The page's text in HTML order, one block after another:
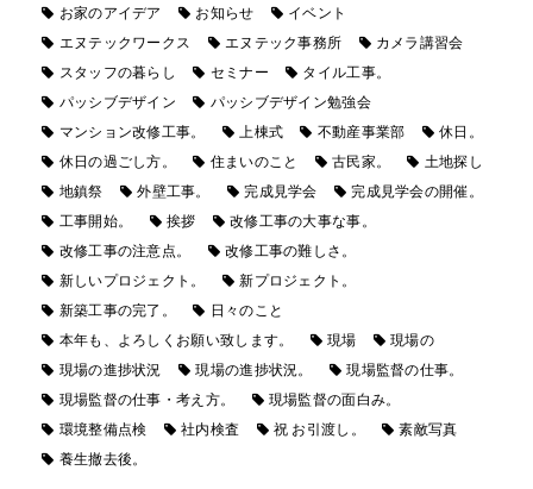
お家のアイデア お知らせ
イベント
エヌテックワークス
エヌテック事務所
カメラ講習会
スタッフの暮らし
セミナー
タイル工事。
パッシブデザイン
パッシブデザイン勉強会
マンション改修工事。
上棟式 不動産事業部
休日。
休日の過ごし方。
住まいのこと 古民家。
土地探し
地鎮祭
外壁工事。 完成見学会
完成見学会の開催。
工事開始。
挨拶
改修工事の大事な事。
改修工事の注意点。
改修工事の難しさ。
新しいプロジェクト。
新プロジェクト。
新築工事の完了。
日々のこと
本年も、よろしくお願い致します。
現場
現場の
現場の進捗状況
現場の進捗状況。
現場監督の仕事。
現場監督の仕事・考え方。
現場監督の面白み。
環境整備点検
社内検査 祝 お引渡し。
素敵写真
養生撤去後。